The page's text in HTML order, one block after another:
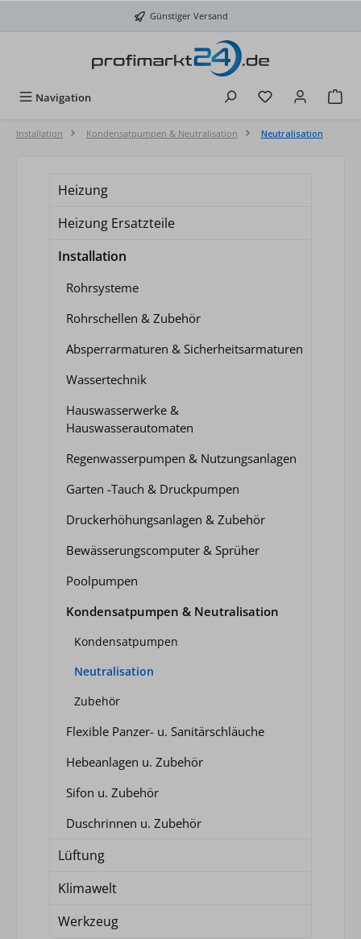
Günstiger Versand
Navigation Du hast 0
Installation Kondensatpumpen & Neutralisation Neutralisation
Heizung
Heizung Ersatzteile
Installation
Rohrsysteme
Rohrschellen & Zubehör
Absperrarmaturen & Sicherheitsarmaturen
Wassertechnik
Hauswasserwerke &
Hauswasserautomaten
Regenwasserpumpen & Nutzungsanlagen
Garten -Tauch & Druckpumpen
Druckerhöhungsanlagen & Zubehör
Bewässerungscomputer & Sprüher
Poolpumpen
Kondensatpumpen & Neutralisation
Kondensatpumpen
Neutralisation
Zubehör
Flexible Panzer- u. Sanitärschläuche
Hebeanlagen u. Zubehör
Sifon u. Zubehör
Duschrinnen u. Zubehör
Lüftung
Klimawelt
Werkzeug